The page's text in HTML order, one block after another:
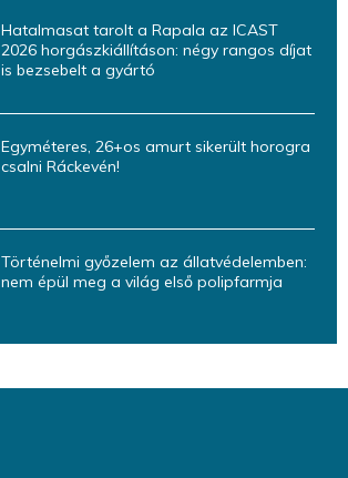
Hatalmasat tarolt a Rapala az ICAST
2026 horgászkiállításon: négy rangos díjat
is bezsebelt a gyártó
Egyméteres, 26+os amurt sikerült horogra
csalni Ráckevén!
Történelmi győzelem az állatvédelemben:
nem épül meg a világ első polipfarmja